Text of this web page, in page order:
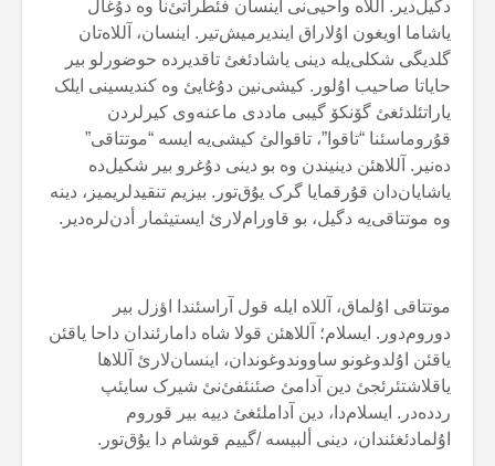
دگیل‌دیر. آللاە واحیی‌نی اینسان فئطراتئ‌نا وە دۇغال
یاشاما اویغون اۇلاراق ایندیرمیش‌تیر. اینسان، آللاەتان
گلدیگی شکلی‌یلە دینی یاشادئغئ تاقدیردە حوضورلو بیر
حایاتا صاحیب اۇلور. کیشی‌نین دۇغایئ وە کندیسینی ایلک
یاراتئلدئغئ گۆنکۆ گیبی ماددی ماعنەوی کیرلردن
قۇروماسئنا “تاقوا”، تاقوالئ کیشی‌یە ایسە “موتتاقی”
دەنیر. آللاهئن دینیندن وە بو دینی دۇغرو بیر شکیل‌دە
یاشایان‌دان قۇرقمایا گرک یۇق‌تور. بیزیم تنقیدلریمیز، دینە
وە موتتاقی‌یە دگیل، بو قاورام‌لارئ ایستیثمار أدن‌لرەدیر.
موتتاقی اۇلماق، آللاە ایلە قول آراسئندا اؤزل بیر
دوروم‌دور. ایسلام؛ آللاهئن قولا شاە دامارئندان داحا یاقئن
یاقئن اۇلدوغونو ساووندوغوندان، اینسان‌لارئ آللاها
یاقلاشتئرئجئ دین آدامئ صئنئفئ‌نئ شیرک سایئپ
رددەدر. ایسلام‌دا، دین آداملئغئ دییە بیر قوروم
اۇلمادئغئندان، دینی ألبیسە /گییم قوشام دا یۇق‌تور.